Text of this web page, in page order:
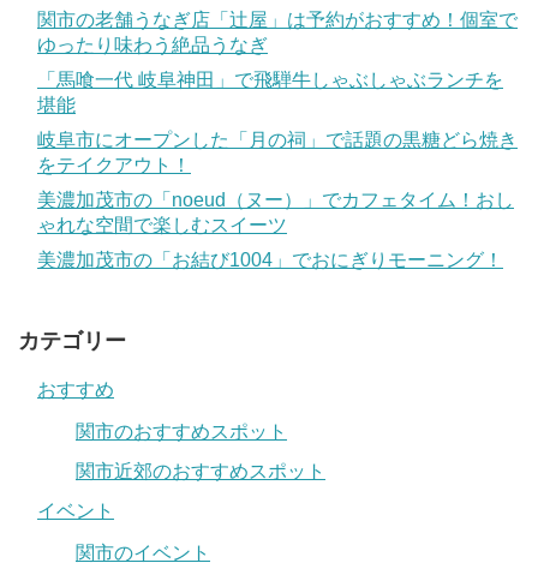
関市の老舗うなぎ店「辻屋」は予約がおすすめ！個室で
ゆったり味わう絶品うなぎ
「馬喰一代 岐阜神田」で飛騨牛しゃぶしゃぶランチを
堪能
岐阜市にオープンした「月の祠」で話題の黒糖どら焼き
をテイクアウト！
美濃加茂市の「noeud（ヌー）」でカフェタイム！おし
ゃれな空間で楽しむスイーツ
美濃加茂市の「お結び1004」でおにぎりモーニング！
カテゴリー
おすすめ
関市のおすすめスポット
関市近郊のおすすめスポット
イベント
関市のイベント